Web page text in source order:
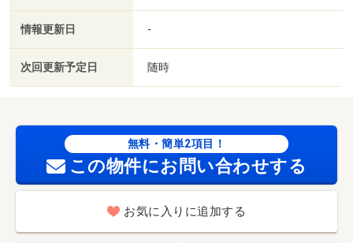
情報更新日 -
次回更新予定日 随時
無料・簡単2項目！
この物件にお問い合わせする
お気に入りに追加する